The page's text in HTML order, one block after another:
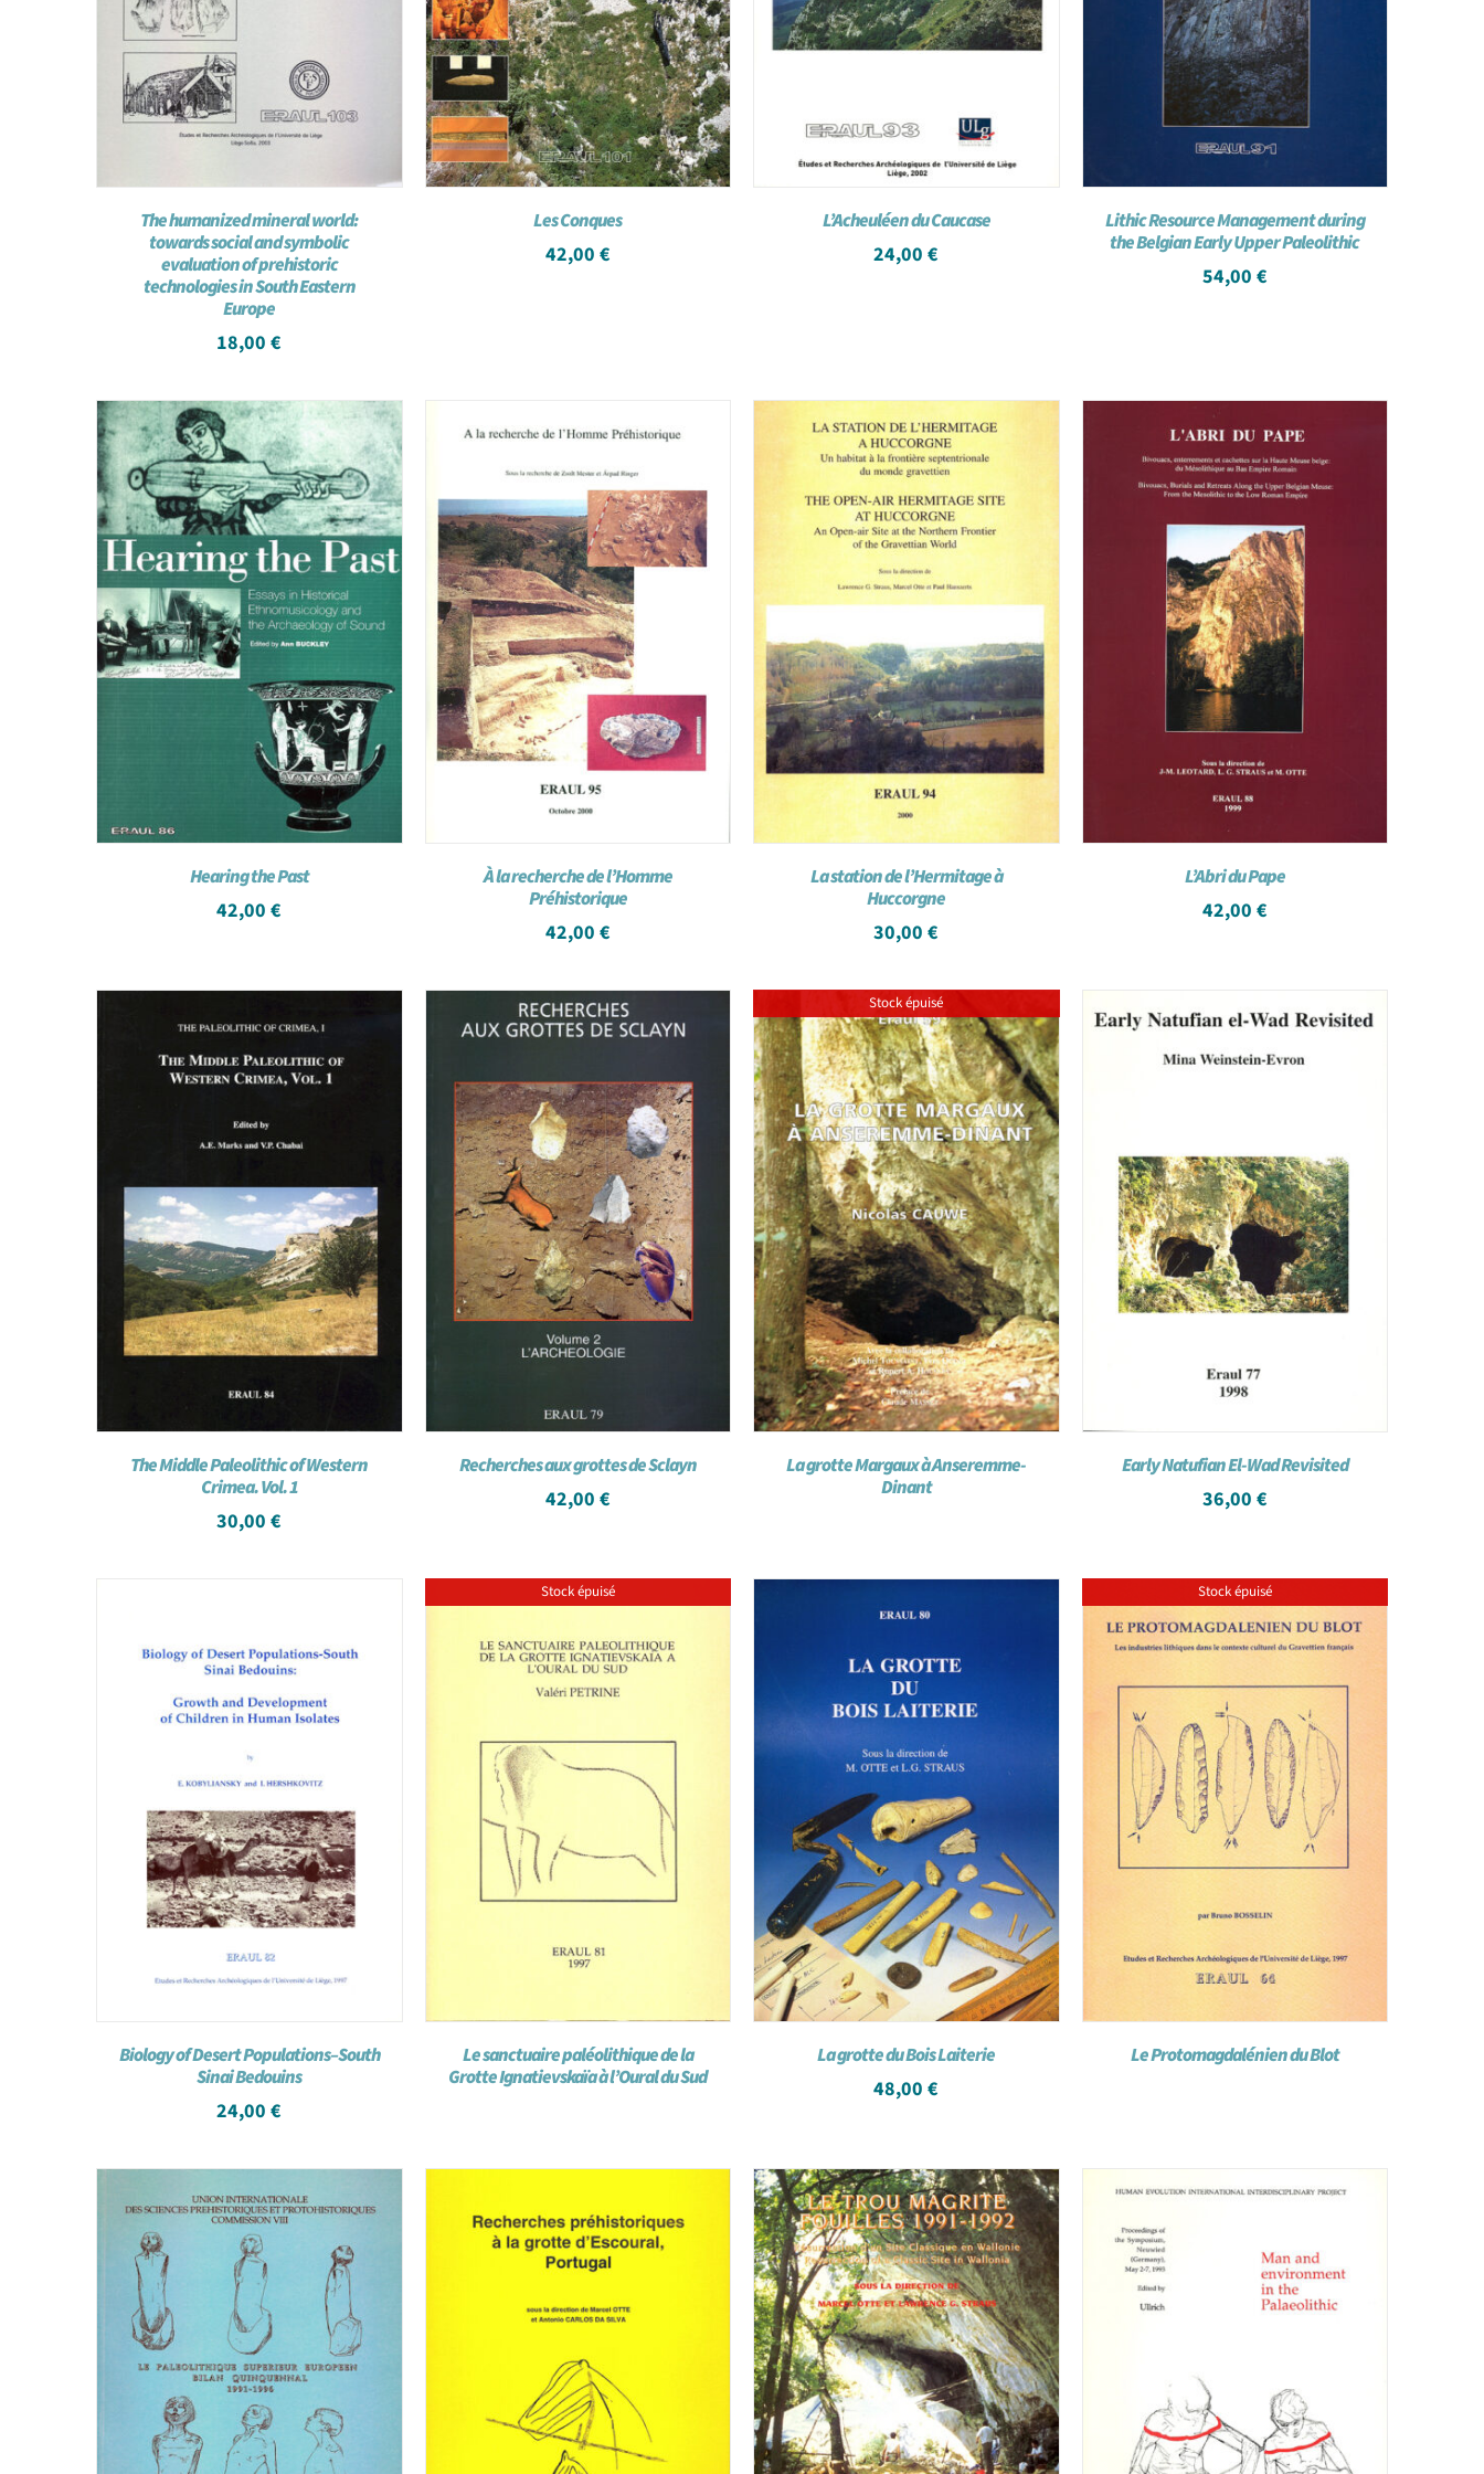
The humanized mineral world:
towards social and symbolic
evaluation of prehistoric
technologies in South Eastern
Europe
18,00€
Les Conques
42,00 €
L’Acheuléen du Caucase
24,00€
Lithic Resource Management during
the Belgian Early Upper Paleolithic
54,00 €
Hearing the Past
42,00€
À la recherche de l’Homme
Préhistorique
42,00 €
La station de l’Hermitage à
Huccorgne
30,00€
L’Abri du Pape
42,00 €
The Middle Paleolithic of Western
Crimea. Vol. 1
30,00€
Recherches aux grottes de Sclayn
42,00 €
Stock épuisé
La grotte Margaux à Anseremme-
Dinant
Early Natufian El-Wad Revisited
36,00 €
Biology of Desert Populations–South
Sinai Bedouins
24,00€
Stock épuisé
Le sanctuaire paléolithique de la
Grotte Ignatievskaïa à l’Oural du Sud
La grotte du Bois Laiterie
48,00€
Stock épuisé
Le Protomagdalénien du Blot